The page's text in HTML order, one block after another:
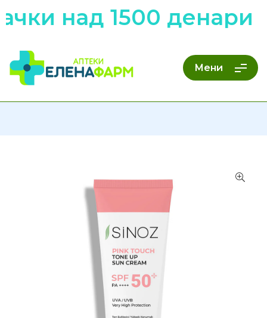
над 1500 денари
Мени